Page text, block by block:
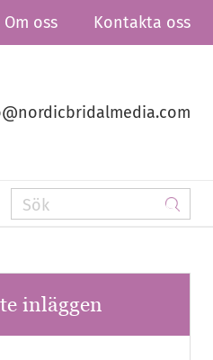
Om oss Kontakta oss
inläggen